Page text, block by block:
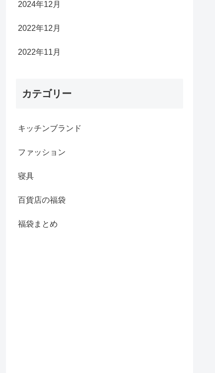
2024年12月
2022年12月
2022年11月
カテゴリー
キッチンブランド
ファッション
寝具
百貨店の福袋
福袋まとめ